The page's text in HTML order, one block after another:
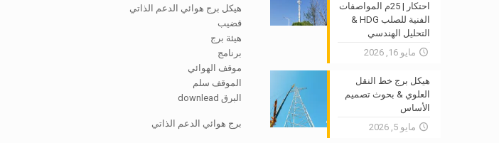
هيكل برج هوائي الدعم الذاتي
قضيب
هيئة برج
برنامج
موقف الهوائي
الموقف سلم
البرق downlead
برج هوائي الدعم الذاتي
احتكار | 25م المواصفات
الفنية للصلب HDG &
التحليل الهندسي
مايو 16, 2026
هيكل برج خط النقل
العلوي & بحوث تصميم
الأساس
مايو 5, 2026